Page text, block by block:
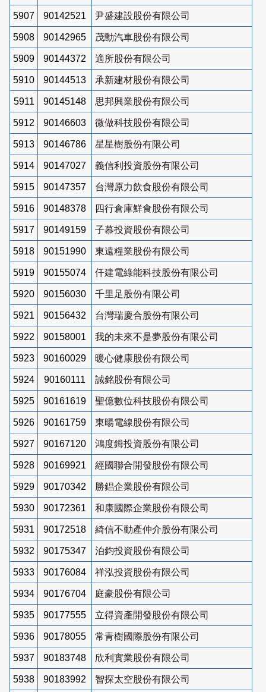
5907 90142521 尹盛建設股份有限公司
5908 90142965 茂勳汽車股份有限公司
5909 90144372 適所股份有限公司
5910 90144513 承新建材股份有限公司
5911 90145148 思邦興業股份有限公司
5912 90146603 微做科技股份有限公司
5913 90146786 星星樹股份有限公司
5914 90147027 義信利投資股份有限公司
5915 90147357 台灣原力飲食股份有限公司
5916 90148378 四行倉庫鮮食股份有限公司
5917 90149159 子慕投資股份有限公司
5918 90151990 東遠糧業股份有限公司
5919 90155074 仟建電綠能科技股份有限公司
5920 90156030 千里足股份有限公司
5921 90156432 台灣瑞慶合股份有限公司
5922 90158001 我的未來不是夢股份有限公司
5923 90160029 暖心健康股份有限公司
5924 90160111 誠銘股份有限公司
5925 90161619 聖億數位科技股份有限公司
5926 90161759 東暘電線股份有限公司
5927 90167120 鴻度鉧投資股份有限公司
5928 90169921 經國聯合開發股份有限公司
5929 90170342 勝錩企業股份有限公司
5930 90172361 和康國際企業股份有限公司
5931 90172518 綺信不動產仲介股份有限公司
5932 90175347 泊鈞投資股份有限公司
5933 90176084 祥泓投資股份有限公司
5934 90176704 庭豪股份有限公司
5935 90177555 立得資產開發股份有限公司
5936 90178055 常青樹國際股份有限公司
5937 90183748 欣利實業股份有限公司
5938 90183992 智探太空股份有限公司